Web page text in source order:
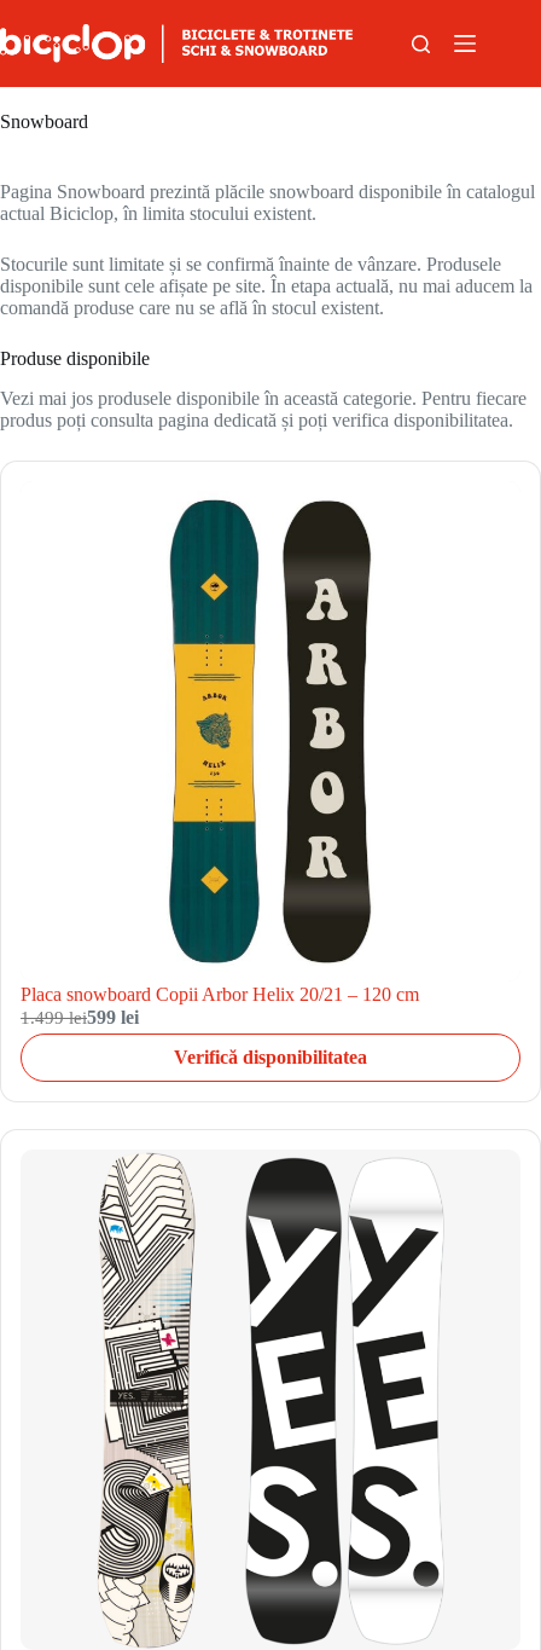
Snowboard
Pagina Snowboard prezintă plăcile snowboard disponibile în catalogul
actual Biciclop, în limita stocului existent.
Stocurile sunt limitate și se confirmă înainte de vânzare. Produsele
disponibile sunt cele afișate pe site. În etapa actuală, nu mai aducem la
comandă produse care nu se află în stocul existent.
Produse disponibile
Vezi mai jos produsele disponibile în această categorie. Pentru fiecare
produs poți consulta pagina dedicată și poți verifica disponibilitatea.
Placa snowboard Copii Arbor Helix 20/21 – 120 cm
1.499 lei599 lei
Verifică disponibilitatea